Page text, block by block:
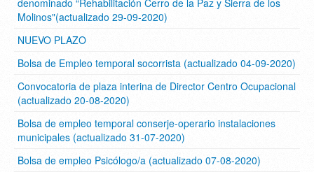
denominado “Rehabilitación Cerro de la Paz y Sierra de los
Molinos"(actualizado 29-09-2020)
NUEVO PLAZO
Bolsa de Empleo temporal socorrista (actualizado 04-09-2020)
Convocatoria de plaza interina de Director Centro Ocupacional
(actualizado 20-08-2020)
Bolsa de empleo temporal conserje-operario instalaciones
municipales (actualizado 31-07-2020)
Bolsa de empleo Psicólogo/a (actualizado 07-08-2020)